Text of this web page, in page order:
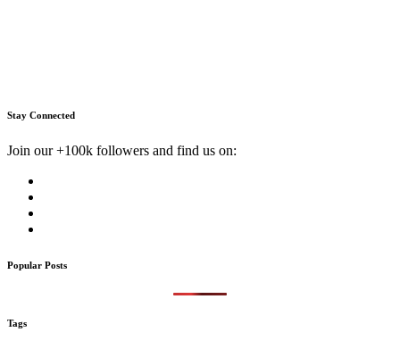
Stay Connected
Join our +100k followers and find us on:
Popular Posts
Tags